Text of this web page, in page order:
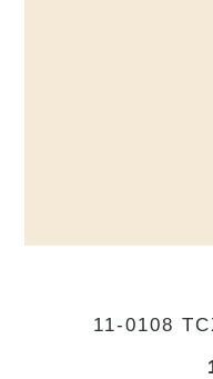
11-0108